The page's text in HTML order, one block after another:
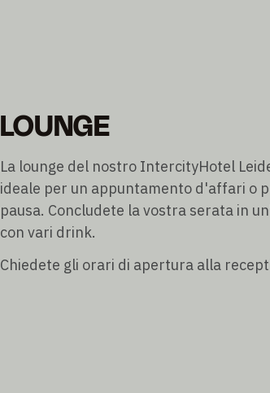
LOUNGE
La lounge del nostro IntercityHotel
ideale per un appuntamento d'affari o
pausa. Concludete la vostra serata in
con vari drink.
Chiedete gli orari di apertura alla